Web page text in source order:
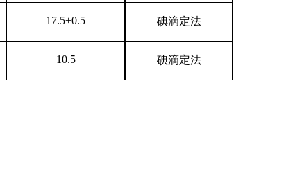
17.5±0.5 碘滴定法
10.5 碘滴定法